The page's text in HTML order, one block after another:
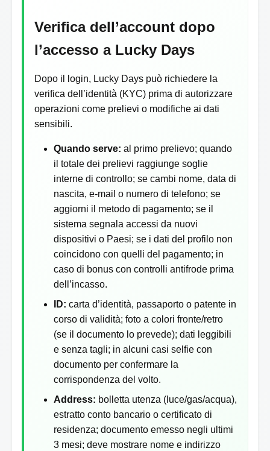
Verifica dell’account dopo
l’accesso a Lucky Days
Dopo il login, Lucky Days può richiedere la
verifica dell’identità (KYC) prima di autorizzare
operazioni come prelievi o modifiche ai dati
sensibili.
Quando serve: al primo prelievo; quando
il totale dei prelievi raggiunge soglie
interne di controllo; se cambi nome, data di
nascita, e-mail o numero di telefono; se
aggiorni il metodo di pagamento; se il
sistema segnala accessi da nuovi
dispositivi o Paesi; se i dati del profilo non
coincidono con quelli del pagamento; in
caso di bonus con controlli antifrode prima
dell’incasso.
ID: carta d’identità, passaporto o patente in
corso di validità; foto a colori fronte/retro
(se il documento lo prevede); dati leggibili
e senza tagli; in alcuni casi selfie con
documento per confermare la
corrispondenza del volto.
Address: bolletta utenza (luce/gas/acqua),
estratto conto bancario o certificato di
residenza; documento emesso negli ultimi
3 mesi; deve mostrare nome e indirizzo